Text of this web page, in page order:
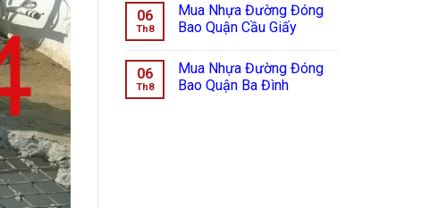
06
Th8
Mua Nhựa Đường Đóng
Bao Quận Cầu Giấy
06
Th8
Mua Nhựa Đường Đóng
Bao Quận Ba Đình